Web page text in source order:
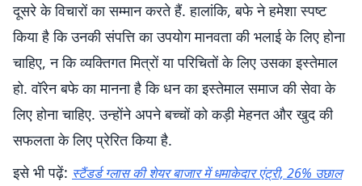
दूसरे के विचारों का सम्मान करते हैं. हालांकि, बफे ने हमेशा स्पष्ट
किया है कि उनकी संपत्ति का उपयोग मानवता की भलाई के लिए होना
चाहिए, न कि व्यक्तिगत मित्रों या परिचितों के लिए उसका इस्तेमाल
हो. वॉरेन बफे का मानना है कि धन का इस्तेमाल समाज की सेवा के
लिए होना चाहिए. उन्होंने अपने बच्चों को कड़ी मेहनत और खुद की
सफलता के लिए प्रेरित किया है.
इसे भी पढ़ें: स्टैंडर्ड ग्लास की शेयर बाजार में धमाकेदार एंट्री, 26% उछाल